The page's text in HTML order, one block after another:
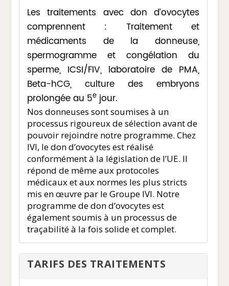
Les traitements avec don d’ovocytes
comprennent : Traitement et
médicaments de la donneuse,
spermogramme et congélation du
sperme, ICSI/FIV, laboratoire de PMA,
Beta-hCG, culture des embryons
prolongée au 5e jour.
Nos donneuses sont soumises à un
processus rigoureux de sélection avant de
pouvoir rejoindre notre programme. Chez
IVI, le don d’ovocytes est réalisé
conformément à la législation de l’UE. Il
répond de même aux protocoles
médicaux et aux normes les plus stricts
mis en œuvre par le Groupe IVI. Notre
programme de don d’ovocytes est
également soumis à un processus de
traçabilité à la fois solide et complet.
TARIFS DES TRAITEMENTS